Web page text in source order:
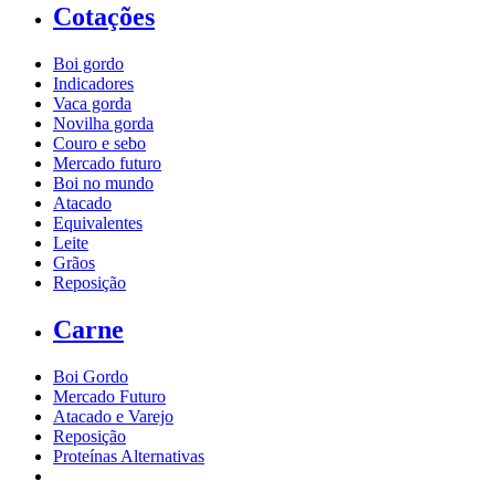
Cotações
Boi gordo
Indicadores
Vaca gorda
Novilha gorda
Couro e sebo
Mercado futuro
Boi no mundo
Atacado
Equivalentes
Leite
Grãos
Reposição
Carne
Boi Gordo
Mercado Futuro
Atacado e Varejo
Reposição
Proteínas Alternativas